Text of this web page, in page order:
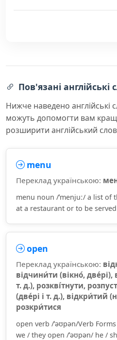
Пов'язані англійські
Нижче наведено англійські
можуть допомогти вам
розширити англійський
menu
Переклад українською:
menu noun /ˈmenjuː/ a list of
at a restaurant or to be
open
Переклад українською:
відчини́ти (вікно́,
т. д.), розкві́тнути,
(две́рі і т. д.), відкри́тий
розкри́тися
open verb /ˈəʊpən/Verb
we / they open /ˈəʊpən/ he /